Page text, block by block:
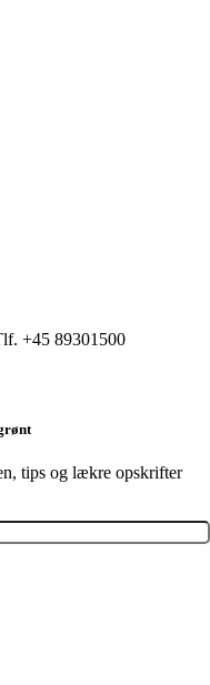
+45 89301500
tips og lækre opskrifter